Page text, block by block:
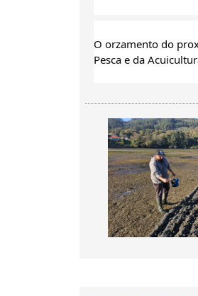
O orzamento do
Pesca e da